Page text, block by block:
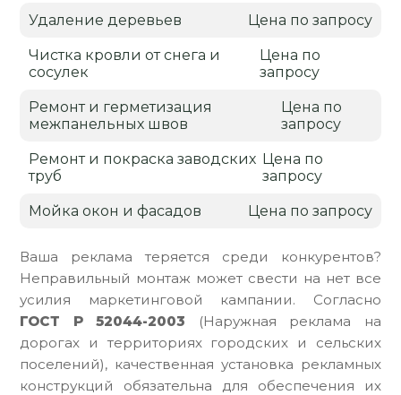
Ваша реклама теряется среди конкурентов?
Неправильный монтаж может свести на нет все
усилия маркетинговой кампании. Согласно
ГОСТ Р 52044-2003 (Наружная реклама на
дорогах и территориях городских и сельских
поселений), качественная установка рекламных
конструкций обязательна для обеспечения их
Удаление деревьев Цена по запросу
Чистка кровли от снега и
сосулек
Цена по
запросу
Ремонт и герметизация
межпанельных швов
Цена по
запросу
Ремонт и покраска заводских
труб
Цена по
запросу
Мойка окон и фасадов Цена по запросу